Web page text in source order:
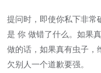
提问时，即使你私下非常
是 你 做错了什么。如果
做的话，如果真有虫子，
欠别人一个道歉要强。